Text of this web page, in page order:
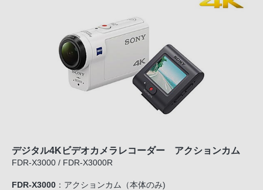
デジタル4Kビデオカメラレコーダー アクションカム
FDR-X3000 / FDR-X3000R
FDR-X3000 ：アクションカム（本体のみ)